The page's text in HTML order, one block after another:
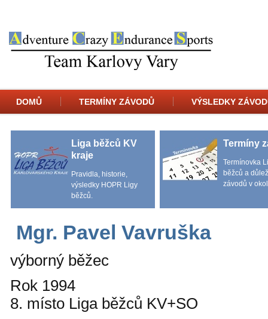
DOMŮ TERMÍNY ZÁVODŮ VÝSLEDKY
Liga běžců KV
kraje
Pravidla, historie,
výsledky HOPR Ligy
běžců.
Termíny
Termínovka
běžců a
závodů v
Mgr. Pavel Vavruška
výborný běžec
Rok 1994
8. místo Liga běžců KV+SO